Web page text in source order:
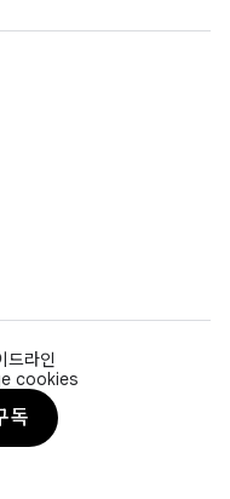
드라인
cookies
독